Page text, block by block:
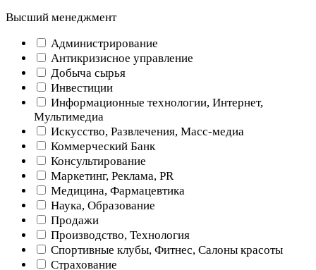
Высший менеджмент
Администрирование
Антикризисное управление
Добыча cырья
Инвестиции
Информационные технологии, Интернет,
Мультимедиа
Искусство, Развлечения, Масс-медиа
Коммерческий Банк
Консультирование
Маркетинг, Реклама, PR
Медицина, Фармацевтика
Наука, Образование
Продажи
Производство, Технология
Спортивные клубы, Фитнес, Салоны красоты
Страхование